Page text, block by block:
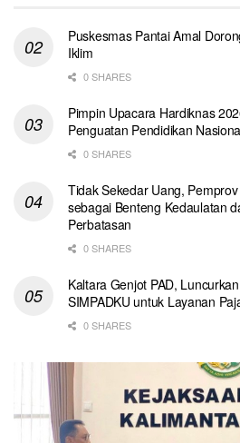
Puskesmas Pantai Amal
Iklim
0 SHARES
Pimpin Upacara Hardiknas
Penguatan Pendidikan
0 SHARES
Tidak Sekedar Uang,
sebagai Benteng Kedaulatan
Perbatasan
0 SHARES
Kaltara Genjot PAD,
SIMPADKU untuk Layanan
0 SHARES